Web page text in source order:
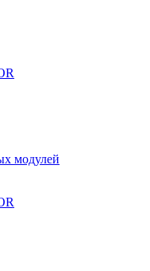
модулей